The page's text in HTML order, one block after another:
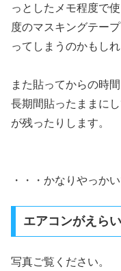
っとしたメモ程度で
度のマスキングテー
ってしまうのかもしれ
また貼ってからの時
長期間貼ったままに
が残ったりします。
・・・かなりやっかい
エアコンがえら
写真ご覧ください。